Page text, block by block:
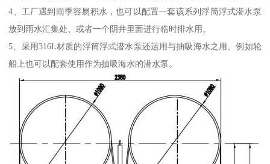
4、工厂遇到雨季容易积水，也可以配置一套该系列浮筒浮式潜水泵
放到雨水汇集处、或者一个阴井里面进行临时排水用。
5、采用316L材质的浮筒浮式潜水泵还运用与抽吸海水之用、例如轮
船上也可以配套使用作为抽吸海水的潜水泵。